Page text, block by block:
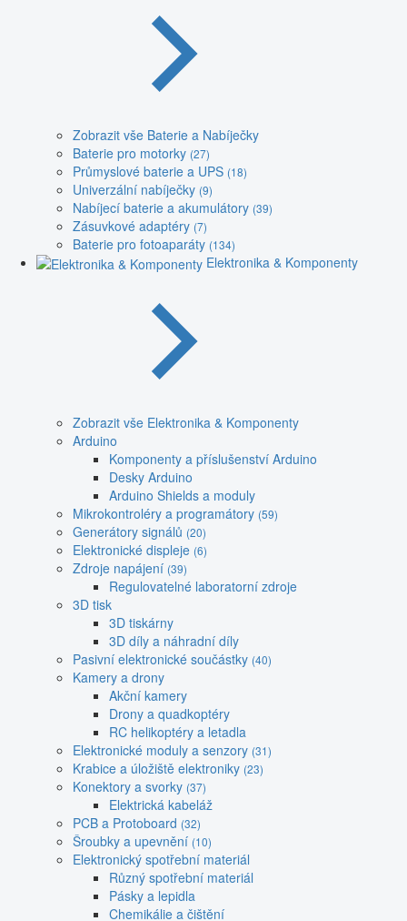
Zobrazit vše Baterie a Nabíječky
Baterie pro motorky (27)
Průmyslové baterie a UPS (18)
Univerzální nabíječky (9)
Nabíjecí baterie a akumulátory (39)
Zásuvkové adaptéry (7)
Baterie pro fotoaparáty (134)
Elektronika & Komponenty
Zobrazit vše Elektronika & Komponenty
Arduino
Komponenty a příslušenství Arduino
Desky Arduino
Arduino Shields a moduly
Mikrokontroléry a programátory (59)
Generátory signálů (20)
Elektronické displeje (6)
Zdroje napájení (39)
Regulovatelné laboratorní zdroje
3D tisk
3D tiskárny
3D díly a náhradní díly
Pasivní elektronické součástky (40)
Kamery a drony
Akční kamery
Drony a quadkoptéry
RC helikoptéry a letadla
Elektronické moduly a senzory (31)
Krabice a úložiště elektroniky (23)
Konektory a svorky (37)
Elektrická kabeláž
PCB a Protoboard (32)
Šroubky a upevnění (10)
Elektronický spotřební materiál
Různý spotřební materiál
Pásky a lepidla
Chemikálie a čištění